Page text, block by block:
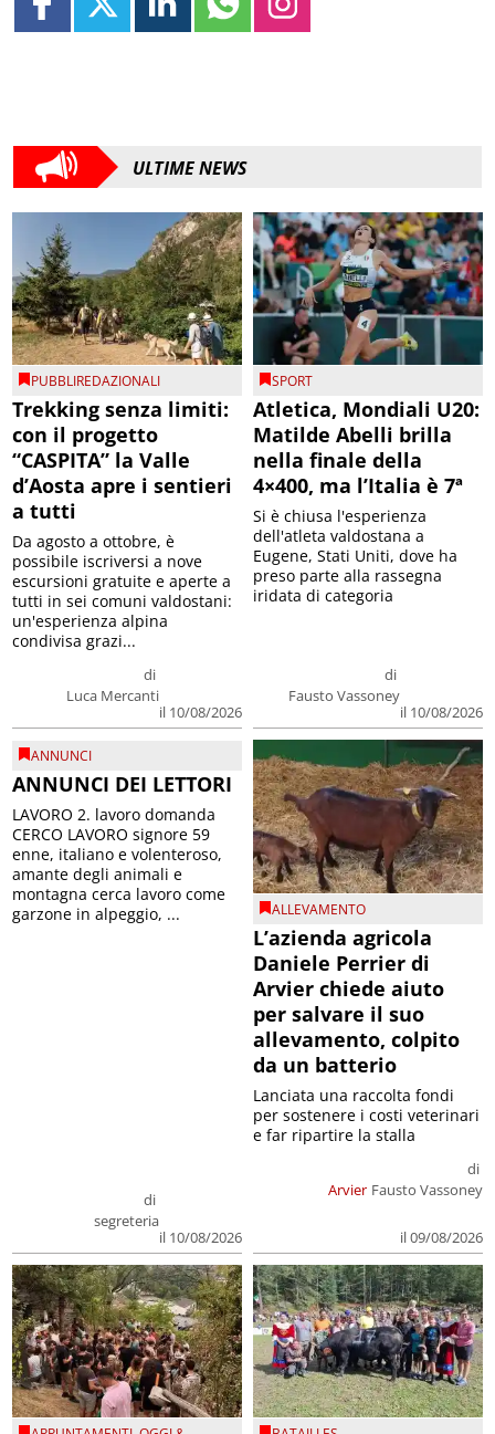
ULTIME NEWS
PUBBLIREDAZIONALI
Trekking senza limiti:
con il progetto
“CASPITA” la Valle
d’Aosta apre i sentieri
a tutti
di
Luca Mercanti
il 10/08/2026
Da agosto a ottobre, è
possibile iscriversi a nove
escursioni gratuite e aperte a
tutti in sei comuni valdostani:
un'esperienza alpina
condivisa grazi...
SPORT
Atletica, Mondiali U20:
Matilde Abelli brilla
nella finale della
4×400, ma l’Italia è 7ª
di
Fausto Vassoney
il 10/08/2026
Si è chiusa l'esperienza
dell'atleta valdostana a
Eugene, Stati Uniti, dove ha
preso parte alla rassegna
iridata di categoria
ANNUNCI
ANNUNCI DEI LETTORI
di
segreteria
il 10/08/2026
LAVORO 2. lavoro domanda
CERCO LAVORO signore 59
enne, italiano e volenteroso,
amante degli animali e
montagna cerca lavoro come
garzone in alpeggio, ...
ALLEVAMENTO
L’azienda agricola
Daniele Perrier di
Arvier chiede aiuto
per salvare il suo
allevamento, colpito
da un batterio
Arvier
di
Fausto Vassoney
il 09/08/2026
Lanciata una raccolta fondi
per sostenere i costi veterinari
e far ripartire la stalla